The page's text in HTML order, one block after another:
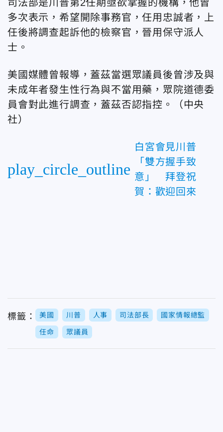
司法部是川普第2任期亟欲掌握的機構，他曾
多次表示，希望開除事務官，任用忠誠者，上
任後將調查起訴他的檢察官，晉用保守派人
士。
美國媒體曾報導，蓋茲當選眾議員後曾涉及與
未成年者發生性行為與不當用藥，眾院道德委
員會對此進行調查，蓋茲否認指控。（中央
社）
play_circle_outline
白宮會見川普
「雙方握手致
意」 拜登祝
賀：歡迎回來
標籤： 美國 川普 人事 司法部長 國家情報總監
任命 眾議員